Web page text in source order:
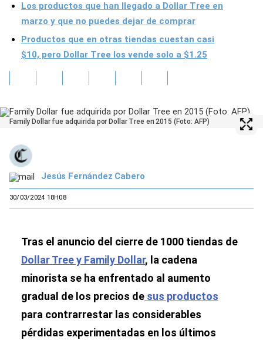
Los productos que han llegado a Dollar Tree en
marzo y que no puedes dejar de comprar
Productos que en otras tiendas cuestan casi
$10, pero Dollar Tree los vende solo a $1.25
Family Dollar fue adquirida por Dollar Tree en 2015 (Foto: AFP)
Jesús Fernández Cabero
30/03/2024 18H08
Tras el anuncio del cierre de 1000 tiendas de
Dollar Tree y Family Dollar, la cadena
minorista se ha enfrentado al aumento
gradual de los precios de sus productos
para contrarrestar las considerables
pérdidas experimentadas en los últimos